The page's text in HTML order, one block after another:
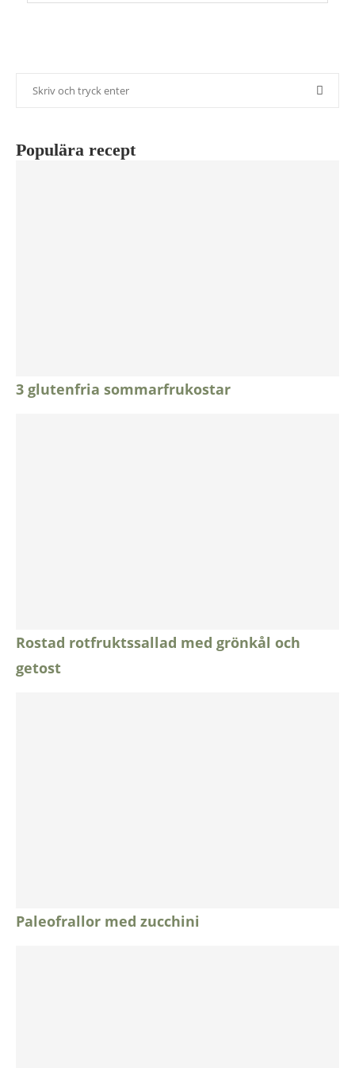
Populära recept
3 glutenfria sommarfrukostar
Rostad rotfruktssallad med grönkål och
getost
Paleofrallor med zucchini